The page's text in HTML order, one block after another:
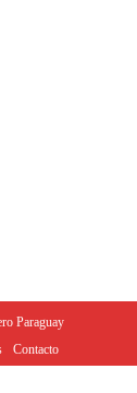
Paraguay
Contacto